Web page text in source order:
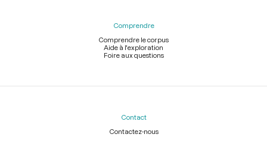
Comprendre
Comprendre le corpus
Aide à l'exploration
Foire aux questions
Contact
Contactez-nous